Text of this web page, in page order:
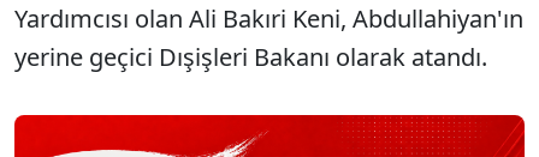
Yardımcısı olan Ali Bakıri Keni, Abdullahiyan'ın
yerine geçici Dışişleri Bakanı olarak atandı.